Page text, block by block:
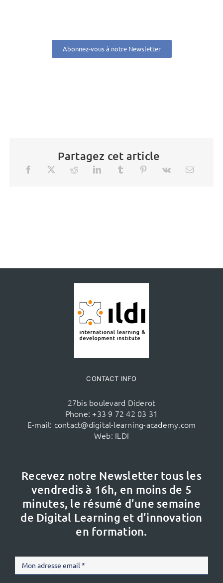
Abonnez-vous à notre Newsletter
Partagez cet article
CONTACT INFO
27bis boulevard Diderot
Phone: +33 9 72 42 03 31
E-mail: contact@digital-learning-academy.com
Web: ILDI
Recevez notre Newsletter tous les
vendredis à 16h, en moins de 5
minutes, le résumé d’une semaine
de Digital Learning et d’innovation
en formation.